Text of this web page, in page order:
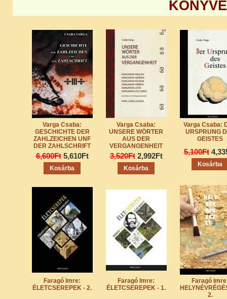
Varga Csaba:
GESCHICHTE DER
ZAHLZEICHEN UNF
DER ZAHLSCHRIFT
6,600Ft 5,610Ft
Varga Csaba:
UNSERE WÖRTER
AUS DER
VERGANGENHEIT
3,520Ft 2,992Ft
Varga Csaba:
URSPRUNG
GEISTES
5,100Ft
Faragó Imre:
ÉLETCSEREPEK - 2.
Faragó Imre:
ÉLETCSEREPEK - 1.
Faragó
2.